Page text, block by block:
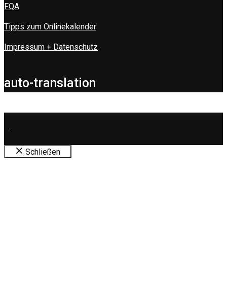
FQA
Tipps zum Onlinekalender
Impressum + Datenschutz
auto-translation
.
Schließen